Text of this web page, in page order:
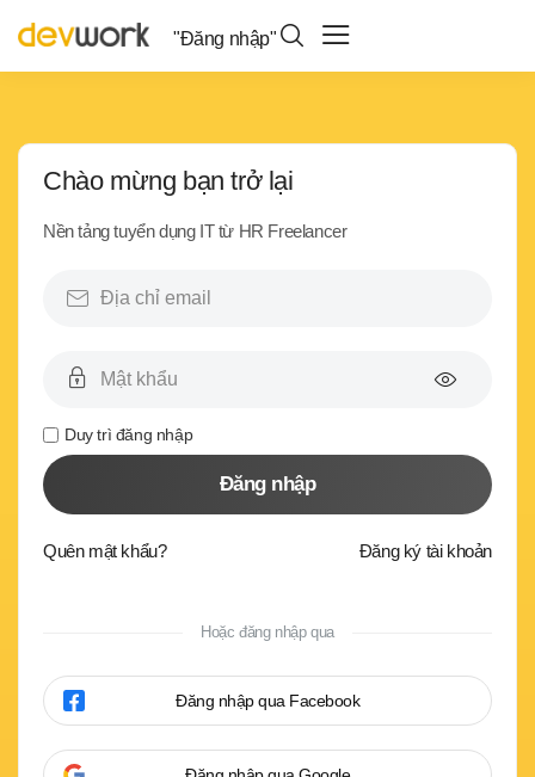
"Đăng nhập"
Chào mừng bạn trở lại
Nền tảng tuyển dụng IT từ HR Freelancer
Duy trì đăng nhập
Đăng nhập
Quên mật khẩu? Đăng ký tài khoản
Hoặc đăng nhập qua
Đăng nhập qua Facebook